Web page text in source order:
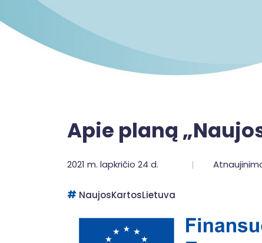
Apie planą
2021 m. lapkričio 24 d.
NaujosKartosLietuva